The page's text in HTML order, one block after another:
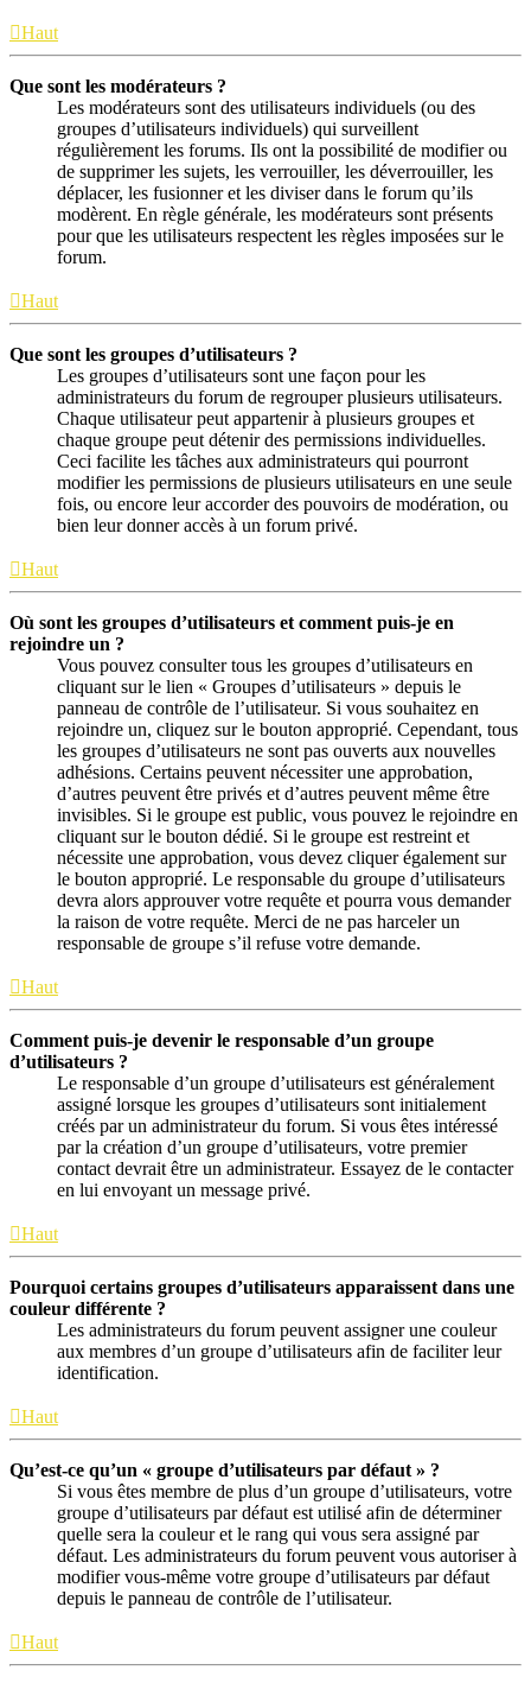
Haut
Que sont les modérateurs ?
Les modérateurs sont des utilisateurs individuels (ou des
groupes d’utilisateurs individuels) qui surveillent
régulièrement les forums. Ils ont la possibilité de modifier ou
de supprimer les sujets, les verrouiller, les déverrouiller, les
déplacer, les fusionner et les diviser dans le forum qu’ils
modèrent. En règle générale, les modérateurs sont présents
pour que les utilisateurs respectent les règles imposées sur le
forum.
Haut
Que sont les groupes d’utilisateurs ?
Les groupes d’utilisateurs sont une façon pour les
administrateurs du forum de regrouper plusieurs utilisateurs.
Chaque utilisateur peut appartenir à plusieurs groupes et
chaque groupe peut détenir des permissions individuelles.
Ceci facilite les tâches aux administrateurs qui pourront
modifier les permissions de plusieurs utilisateurs en une seule
fois, ou encore leur accorder des pouvoirs de modération, ou
bien leur donner accès à un forum privé.
Haut
Où sont les groupes d’utilisateurs et comment puis-je en
rejoindre un ?
Vous pouvez consulter tous les groupes d’utilisateurs en
cliquant sur le lien « Groupes d’utilisateurs » depuis le
panneau de contrôle de l’utilisateur. Si vous souhaitez en
rejoindre un, cliquez sur le bouton approprié. Cependant, tous
les groupes d’utilisateurs ne sont pas ouverts aux nouvelles
adhésions. Certains peuvent nécessiter une approbation,
d’autres peuvent être privés et d’autres peuvent même être
invisibles. Si le groupe est public, vous pouvez le rejoindre en
cliquant sur le bouton dédié. Si le groupe est restreint et
nécessite une approbation, vous devez cliquer également sur
le bouton approprié. Le responsable du groupe d’utilisateurs
devra alors approuver votre requête et pourra vous demander
la raison de votre requête. Merci de ne pas harceler un
responsable de groupe s’il refuse votre demande.
Haut
Comment puis-je devenir le responsable d’un groupe
d’utilisateurs ?
Le responsable d’un groupe d’utilisateurs est généralement
assigné lorsque les groupes d’utilisateurs sont initialement
créés par un administrateur du forum. Si vous êtes intéressé
par la création d’un groupe d’utilisateurs, votre premier
contact devrait être un administrateur. Essayez de le contacter
en lui envoyant un message privé.
Haut
Pourquoi certains groupes d’utilisateurs apparaissent dans une
couleur différente ?
Les administrateurs du forum peuvent assigner une couleur
aux membres d’un groupe d’utilisateurs afin de faciliter leur
identification.
Haut
Qu’est-ce qu’un « groupe d’utilisateurs par défaut » ?
Si vous êtes membre de plus d’un groupe d’utilisateurs, votre
groupe d’utilisateurs par défaut est utilisé afin de déterminer
quelle sera la couleur et le rang qui vous sera assigné par
défaut. Les administrateurs du forum peuvent vous autoriser à
modifier vous-même votre groupe d’utilisateurs par défaut
depuis le panneau de contrôle de l’utilisateur.
Haut